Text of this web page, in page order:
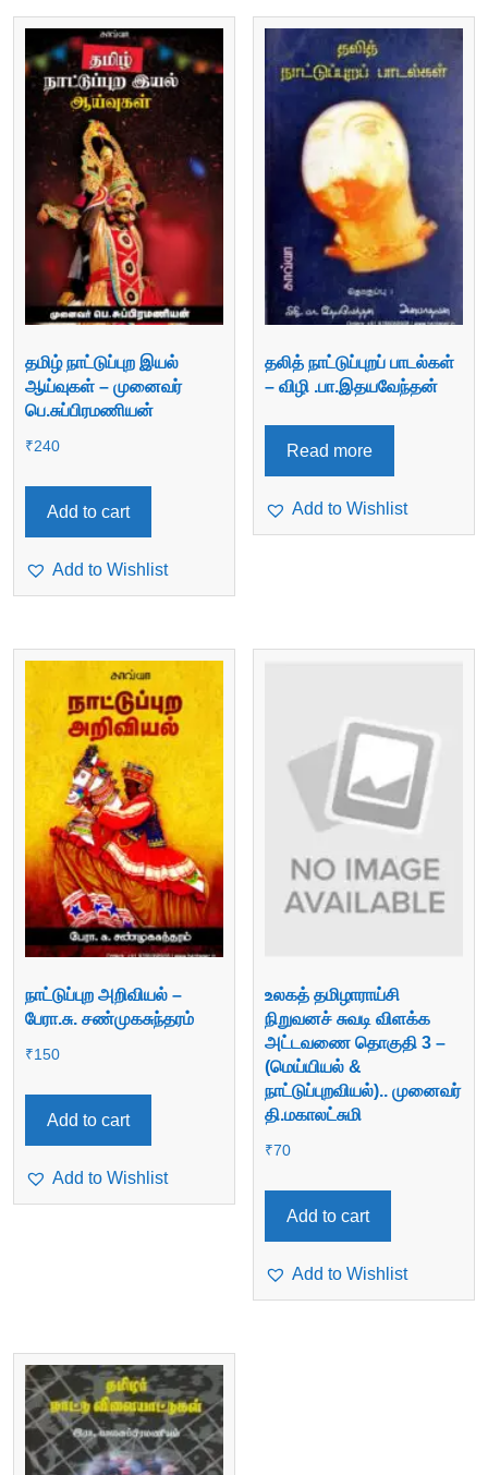
தமிழ் நாட்டுப்புற இயல்
ஆய்வுகள் – முனைவர்
பெ.சுப்பிரமணியன்
₹240
Add to cart
Add to Wishlist
தலித் நாட்டுப்புறப் பாடல்கள்
– விழி .பா.இதயவேந்தன்
Read more
Add to Wishlist
நாட்டுப்புற அறிவியல் –
பேரா.சு. சண்முகசுந்தரம்
₹150
Add to cart
Add to Wishlist
உலகத் தமிழாராய்சி
நிறுவனச் சுவடி விளக்க
அட்டவணை தொகுதி 3 –
(மெய்யியல் &
நாட்டுப்புறவியல்).. முனைவர்
தி.மகாலட்சுமி
₹70
Add to cart
Add to Wishlist